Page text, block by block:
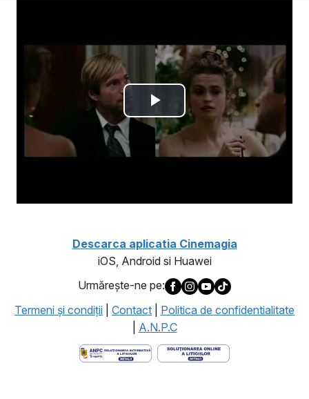
Descarca aplicatia Cinemagia
iOS, Android si Huawei
Urmăreşte-ne pe:
Termeni şi condiţii
Contact
Politica de confidentialitate
A.N.P.C